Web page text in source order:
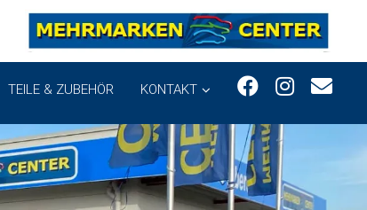
TEILE & ZUBEHÖR KONTAKT